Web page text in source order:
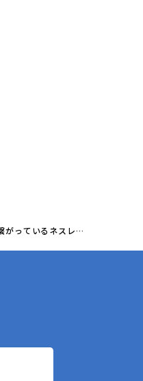
っているネスレ日